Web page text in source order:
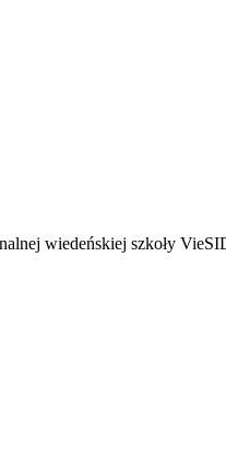
wiedeńskiej szkoły